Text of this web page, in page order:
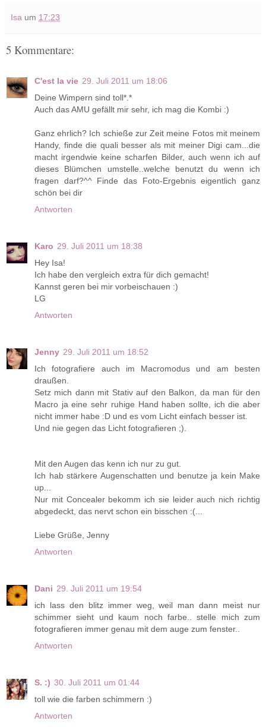
Isa um 17:23
5 Kommentare:
C'est la vie 29. Juli 2011 um 18:06
Deine Wimpern sind toll*.*
Auch das AMU gefällt mir sehr, ich mag die Kombi :)
Ganz ehrlich? Ich schieße zur Zeit meine Fotos mit meinem
Handy, finde die quali besser als mit meiner Digi cam...die
macht irgendwie keine scharfen Bilder, auch wenn ich auf
dieses Blümchen umstelle..welche benutzt du wenn ich
fragen darf?^^ Finde das Foto-Ergebnis eigentlich ganz
schön bei dir
Antworten
Karo 29. Juli 2011 um 18:38
Hey Isa!
Ich habe den vergleich extra für dich gemacht!
Kannst geren bei mir vorbeischauen :)
LG
Antworten
Jenny 29. Juli 2011 um 18:52
Ich fotografiere auch im Macromodus und am besten
draußen.
Setz mich dann mit Stativ auf den Balkon, da man für den
Macro ja eine sehr ruhige Hand haben sollte, ich die aber
nicht immer habe :D und es vom Licht einfach besser ist.
Und nie gegen das Licht fotografieren ;).
Mit den Augen das kenn ich nur zu gut.
Ich hab stärkere Augenschatten und benutze ja kein Make
up...
Nur mit Concealer bekomm ich sie leider auch nich richtig
abgedeckt, das nervt schon ein bisschen :(...
Liebe Grüße, Jenny
Antworten
Dani 29. Juli 2011 um 19:54
ich lass den blitz immer weg, weil man dann meist nur
schimmer sieht und kaum noch farbe.. stelle mich zum
fotografieren immer genau mit dem auge zum fenster..
Antworten
S. :) 30. Juli 2011 um 01:44
toll wie die farben schimmern :)
Antworten